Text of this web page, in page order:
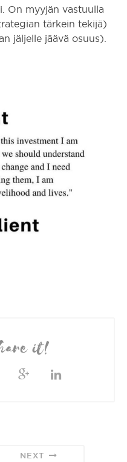
On myyjän vastuulla
tärkein tekijä)
jäljelle jäävä osuus).
it!
NEXT